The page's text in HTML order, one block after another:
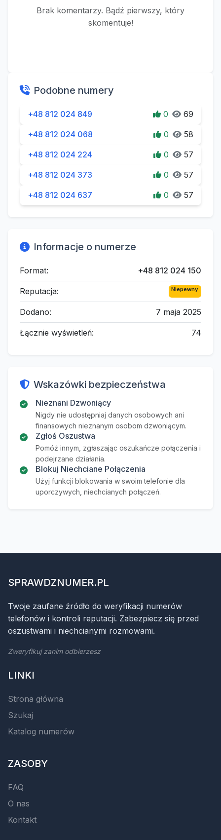
Brak komentarzy. Bądź pierwszy, który
skomentuje!
Podobne numery
+48 812 024 849 0 69
+48 812 024 068 0 58
+48 812 024 224 0 57
+48 812 024 373 0 57
+48 812 024 637 0 57
Informacje o numerze
Format: +48 812 024 150
Reputacja: Niepewny
Dodano: 7 maja 2025
Łącznie wyświetleń: 74
Wskazówki bezpieczeństwa
Nieznani Dzwoniący
Nigdy nie udostępniaj danych osobowych ani
finansowych nieznanym osobom dzwoniącym.
Zgłoś Oszustwa
Pomóż innym, zgłaszając oszukańcze połączenia i
podejrzane działania.
Blokuj Niechciane Połączenia
Użyj funkcji blokowania w swoim telefonie dla
uporczywych, niechcianych połączeń.
SPRAWDZNUMER.PL
Twoje zaufane źródło do weryfikacji numerów
telefonów i kontroli reputacji. Zabezpiecz się przed
oszustwami i niechcianymi rozmowami.
Zweryfikuj zanim odbierzesz
LINKI
Strona główna
Szukaj
Katalog numerów
ZASOBY
FAQ
O nas
Kontakt